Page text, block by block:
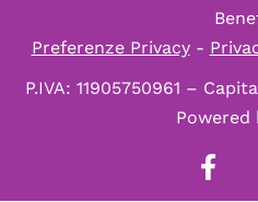
Preferenze Privacy-
P.IVA: 11905750961 –
Powered